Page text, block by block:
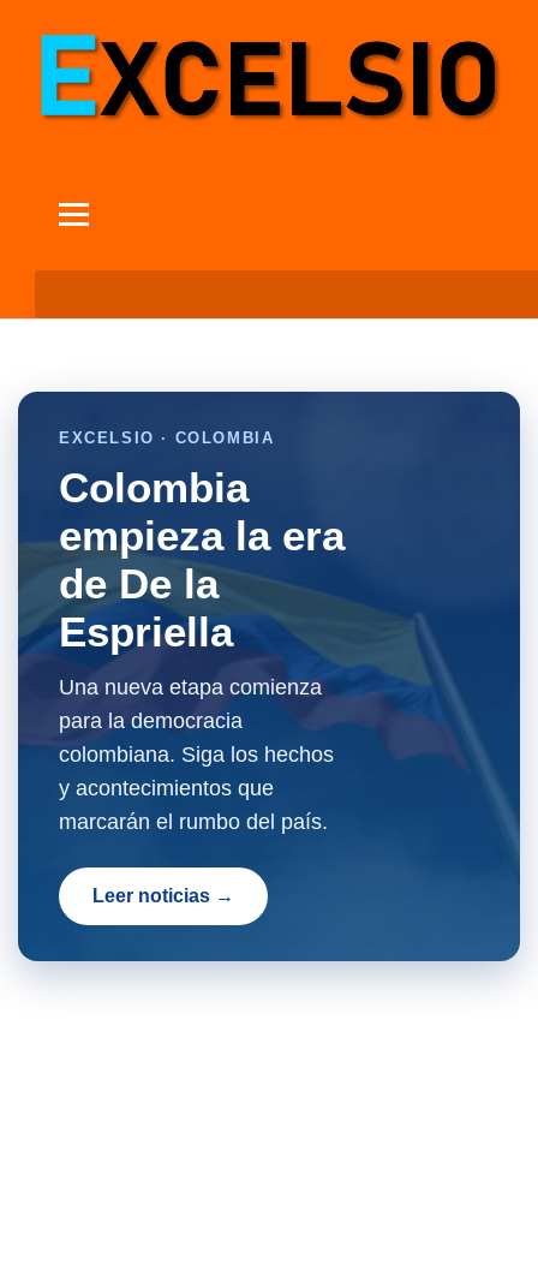
EXCELSIO · COLOMBIA
Colombia
empieza la era
de De la
Espriella
Una nueva etapa comienza
para la democracia
colombiana. Siga los hechos
y acontecimientos que
marcarán el rumbo del país.
Leer noticias →